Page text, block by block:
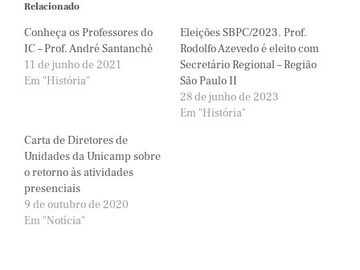
Relacionado
Conheça os Professores do
IC – Prof. André Santanchè
11 de junho de 2021
Em "História"
Eleições SBPC/2023. Prof.
Rodolfo Azevedo é eleito com
Secretário Regional – Região
São Paulo II
28 de junho de 2023
Em "História"
Carta de Diretores de
Unidades da Unicamp sobre
o retorno às atividades
presenciais
9 de outubro de 2020
Em "Notícia"